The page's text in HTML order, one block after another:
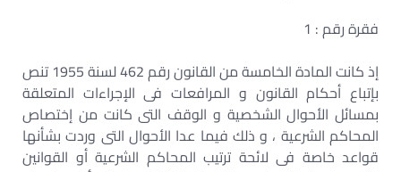
فقرة رقم : 1
إذ كانت المادة الخامسة من القانون رقم 462 لسنة 1955 تنص
بإتباع أحكام القانون و المرافعات فى الإجراءات المتعلقة
بمسائل الأحوال الشخصية و الوقف التى كانت من إختصاص
المحاكم الشرعية ، و ذلك فيما عدا الأحوال التى وردت بشأنها
قواعد خاصة فى لائحة ترتيب المحاكم الشرعية أو القوانين